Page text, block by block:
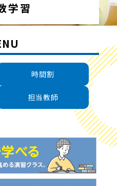
学習
時間割
担当教師